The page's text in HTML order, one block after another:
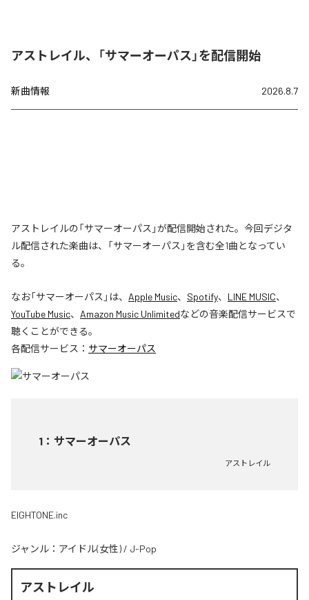
アストレイル、「サマーオーパス」を配信開始
新曲情報 2026.8.7
アストレイルの「サマーオーパス」が配信開始された。今回デジタ
ル配信された楽曲は、「サマーオーパス」を含む全1曲となってい
る。
なお「サマーオーパス 」は、 Apple Music、 Spotify、 LINE MUSIC、
YouTube Music、 Amazon Music Unlimitedなどの音楽配信サービスで
聴くことができる。
各配信サービス： サマーオーパス
1 ： サマーオーパス
アストレイル
EIGHTONE.inc
ジャンル： アイドル(女性) / J-Pop
アストレイル